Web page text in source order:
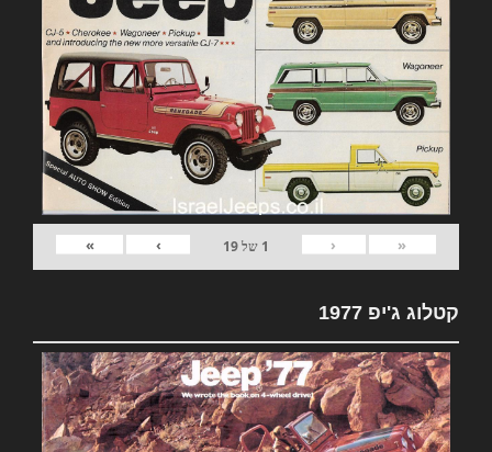
«
‹
1 של19
›
»
קטלוג ג'יפ 1977